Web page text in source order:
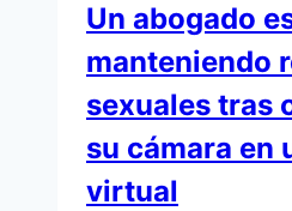
Un abogado
manteniendo
sexuales tras
su cámara en
virtual